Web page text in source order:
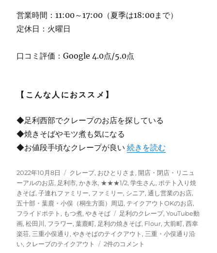
営業時間：11:00～17:00（夏季は18:00まで）
定休日：火曜日
口コミ評価：Google 4.0点/5.0点
【こんな人におススメ】
◆足利西部でクレープのお店を探している
◆焼きそばやモツ煮も気になる
◆お値段手頃なクレープが良い“【足利】”クレープ フ
続きを読む
投
稿
日:
2022年10月8日
カ
テ
ゴ
リ
ー
クレープ, おひとりさま , 開店・閉店・リニュ
ーアルのお店, 足利市,かき氷, ★★★1/2,学生さん, ポテト入り焼
きそば,子連れファミリー, ファミリー, シニア,通し営業のお店,
五十部・葉鹿・小俣（桐生方面）周辺, テイクアウトOKのお店,
フライドポテト , もつ煮,やきそば
タ
グ
足利のクレープ,YouTube動
画,松田川, フラワー,葉鹿町, 足利の焼きそば, Flour, 大前町,西幸
楽荘, 三重小俣通り ,やきそばのテイクアウト , 三重・小俣通り沿
い, クレープのテイクアウト
【足
2件のコメント